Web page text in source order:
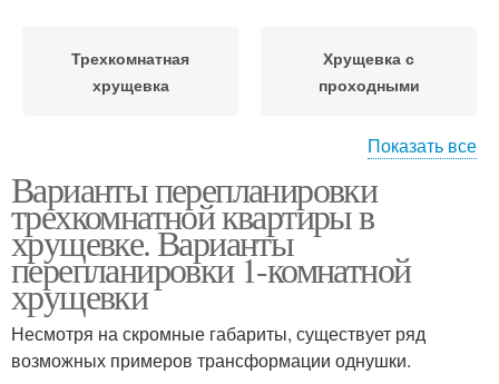
Трехкомнатная
хрущевка
Хрущевка с
проходными
Комнатная хрущевка Трешки в хрущевке
М в панельной
хрущёвке
доме
Показать все
Варианты перепланировки
трехкомнатной квартиры в
хрущевке. Варианты
перепланировки 1-комнатной
хрущевки
Несмотря на скромные габариты, существует ряд
возможных примеров трансформации однушки.